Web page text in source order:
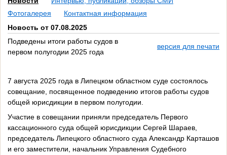
Фотогалерея
Контактная информация
Новость от 07.08.2025
Подведены итоги работы судов в
первом полугодии 2025 года
версия для печати
7 августа 2025 года в Липецком областном суде состоялось
совещание, посвященное подведению итогов работы судов
общей юрисдикции в первом полугодии.
Участие в совещании приняли председатель Первого
кассационного суда общей юрисдикции Сергей Шараев,
председатель Липецкого областного суда Александр Карташов
и его заместители, начальник Управления Судебного